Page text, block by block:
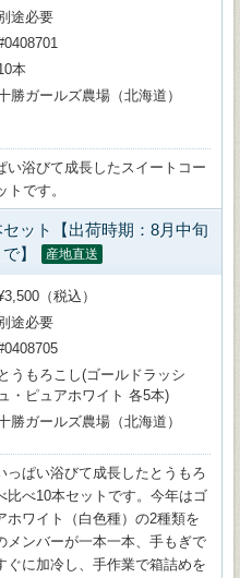
途必要
本
勝ガールズ農場（北海道）
浴びて成長したスイートコー
です。
ット【出荷時期：8月中旬
】
産地直送
（税込）
途必要
とうもろこし(ゴールドラッシ
ュ・ピュアホワイト 各5本)
勝ガールズ農場（北海道）
ぱい浴びて成長したとうもろ
比べ10本セットです。今年はゴ
ホワイト（白色種）の2種類を
メンバーが一本一本、手もぎで
ぐに加冷し、手作業で箱詰めを